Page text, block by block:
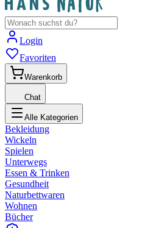
Login
Favoriten
Warenkorb
Chat
Alle Kategorien
Bekleidung
Wickeln
Spielen
Unterwegs
Essen & Trinken
Gesundheit
Naturbettwaren
Wohnen
Bücher